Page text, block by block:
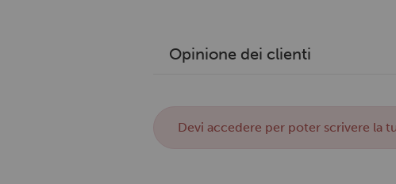
Opinione dei clienti
Devi accedere per poter scrivere la